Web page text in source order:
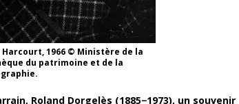
1966 © Ministère de la
du patrimoine et de la
Roland Dorgelès (1885−1973), un souvenir